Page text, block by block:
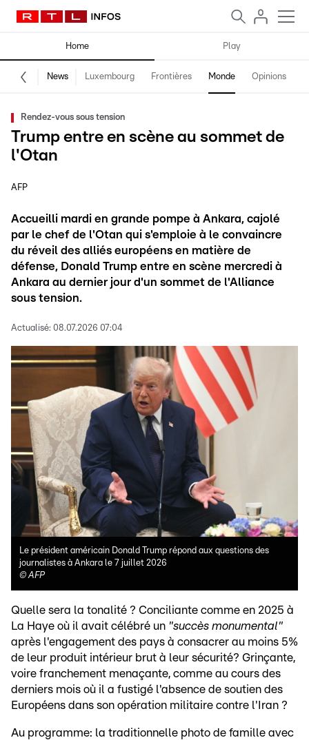
Home Play
News Luxembourg Frontières Monde Opinions
Rendez-vous sous tension
Trump entre en scène au sommet de
l'Otan
AFP
Accueilli mardi en grande pompe à Ankara, cajolé
par le chef de l'Otan qui s'emploie à le convaincre
du réveil des alliés européens en matière de
défense, Donald Trump entre en scène mercredi à
Ankara au dernier jour d'un sommet de l'Alliance
sous tension.
Actualisé: 08.07.2026 07:04
Le président américain Donald Trump répond aux questions des
journalistes à Ankara le 7 juillet 2026
©AFP
Quelle sera la tonalité ? Conciliante comme en 2025 à
La Haye où il avait célébré un "succès monumental"
après l'engagement des pays à consacrer au moins 5%
de leur produit intérieur brut à leur sécurité? Grinçante,
voire franchement menaçante, comme au cours des
derniers mois où il a fustigé l'absence de soutien des
Européens dans son opération militaire contre l'Iran ?
Au programme: la traditionnelle photo de famille avec